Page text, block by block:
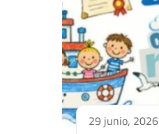
29 junio, 2026